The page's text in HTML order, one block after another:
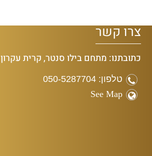
צרו קשר
כתובתנו: מתחם בילו סנטר, קרית עקרון
טלפון: 050-5287704
See Map